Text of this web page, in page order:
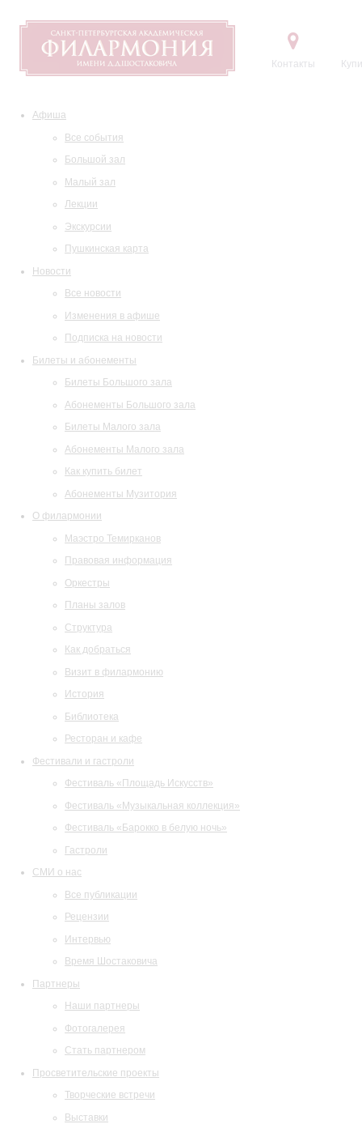
Контакты
Афиша
Все события
Большой зал
Малый зал
Лекции
Экскурсии
Пушкинская карта
Новости
Все новости
Изменения в афише
Подписка на новости
Билеты и абонементы
Билеты Большого зала
Абонементы Большого зала
Билеты Малого зала
Абонементы Малого зала
Как купить билет
Абонементы Музитория
О филармонии
Маэстро Темирканов
Правовая информация
Оркестры
Планы залов
Структура
Как добраться
Визит в филармонию
История
Библиотека
Ресторан и кафе
Фестивали и гастроли
Фестиваль «Площадь Искусств»
Фестиваль «Музыкальная коллекция»
Фестиваль «Барокко в белую ночь»
Гастроли
СМИ о нас
Все публикации
Рецензии
Интервью
Время Шостаковича
Партнеры
Наши партнеры
Фотогалерея
Стать партнером
Просветительские проекты
Творческие встречи
Выставки